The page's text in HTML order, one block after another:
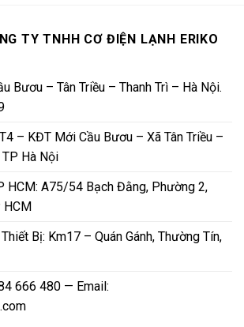
TY TNHH CƠ ĐIỆN LẠNH ERIKO
Bươu – Tân Triều – Thanh Trì – Hà Nội.
– KĐT Mới Cầu Bươu – Xã Tân Triều –
TP Hà Nội
HCM: A75/54 Bạch Đằng, Phường 2,
HCM
Bị: Km17 – Quán Gánh, Thường Tín,
666 480 — Email: